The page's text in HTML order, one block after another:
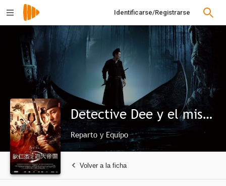
Identificarse/Registrarse
Detective Dee y el misterio de la llama fantasma
Reparto y Equipo
Volver a la ficha